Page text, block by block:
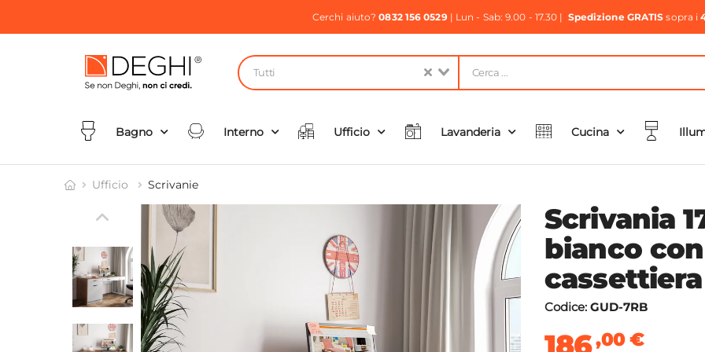
Cerchi aiuto?0832 156 0529| Lun - Sab: 9.00 - 17.30 | Spedizione GRATIS sopra i
Tutti
Bagno Interno Ufficio Lavanderia Cucina
Ufficio Scrivanie
Scrivania
bianco
Codice: GUD-7RB
,00€